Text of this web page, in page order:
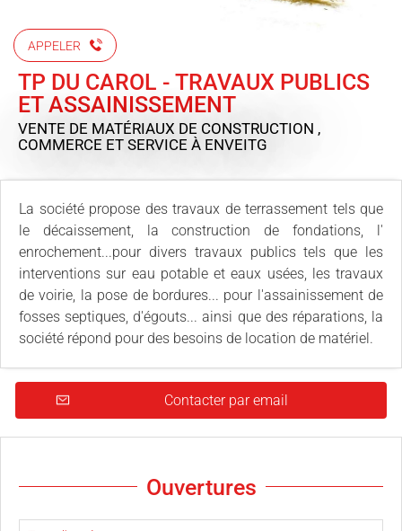
APPELER
TP DU CAROL - TRAVAUX PUBLICS
ET ASSAINISSEMENT
VENTE DE MATÉRIAUX DE CONSTRUCTION ,
COMMERCE ET SERVICE À ENVEITG
La société propose des travaux de terrassement tels que
le décaissement, la construction de fondations, l'
enrochement...pour divers travaux publics tels que les
interventions sur eau potable et eaux usées, les travaux
de voirie, la pose de bordures... pour l'assainissement de
fosses septiques, d'égouts... ainsi que des réparations, la
société répond pour des besoins de location de matériel.
Contacter par email
Ouvertures